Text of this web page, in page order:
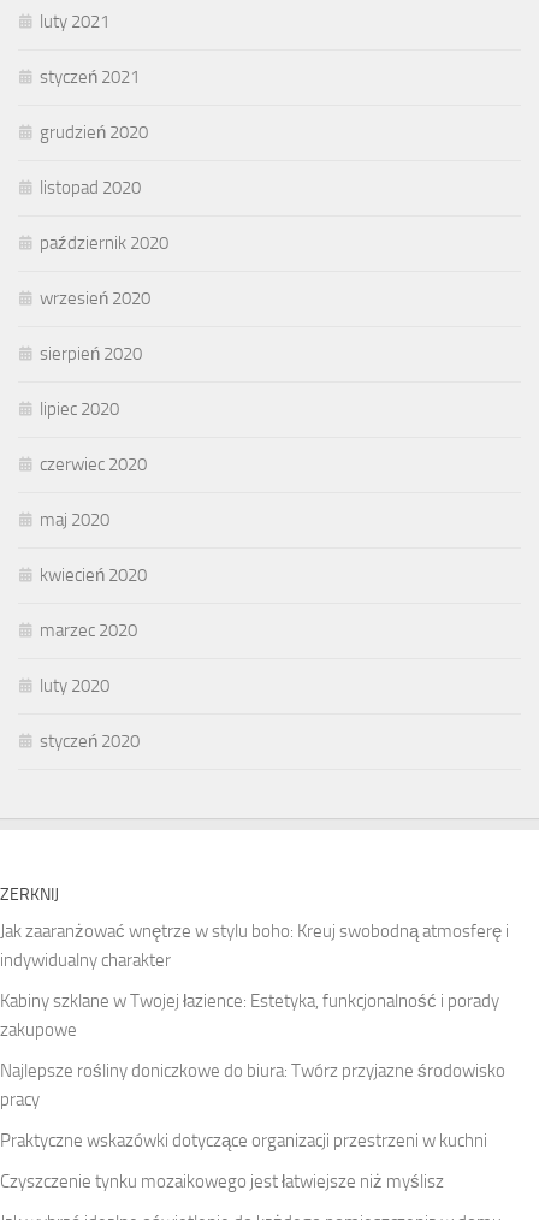
luty 2021
styczeń 2021
grudzień 2020
listopad 2020
październik 2020
wrzesień 2020
sierpień 2020
lipiec 2020
czerwiec 2020
maj 2020
kwiecień 2020
marzec 2020
luty 2020
styczeń 2020
ZERKNIJ
Jak zaaranżować wnętrze w stylu boho: Kreuj swobodną atmosferę i
indywidualny charakter
Kabiny szklane w Twojej łazience: Estetyka, funkcjonalność i porady
zakupowe
Najlepsze rośliny doniczkowe do biura: Twórz przyjazne środowisko
pracy
Praktyczne wskazówki dotyczące organizacji przestrzeni w kuchni
Czyszczenie tynku mozaikowego jest łatwiejsze niż myślisz